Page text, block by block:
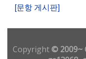
[문항 게시판]
Copyright© 2009~